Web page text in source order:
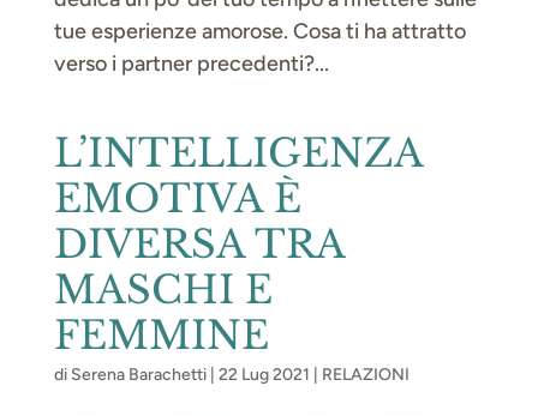
tue esperienze amorose. Cosa ti ha attratto
verso i partner precedenti?...
L’INTELLIGENZA
EMOTIVA È
DIVERSA TRA
MASCHI E
FEMMINE
di Serena Barachetti| 22 Lug 2021 RELAZIONI